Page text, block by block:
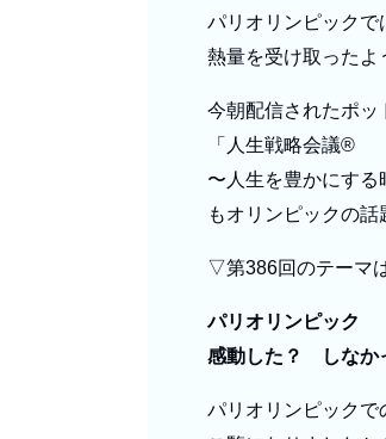
パリオリンピックで
熱量を受け取ったよ
今朝配信されたポッ
「人生戦略会議®︎
〜人生を豊かにする
もオリンピックの話
▽第386回のテーマ
パリオリンピック
感動した？ しなか
パリオリンピックで